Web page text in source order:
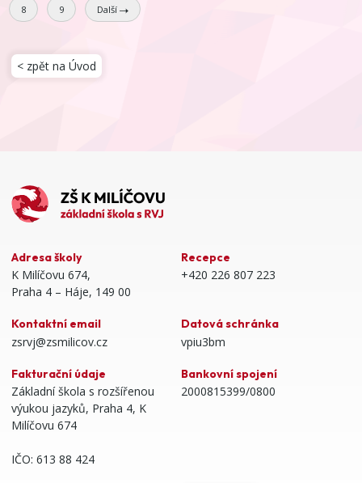
8 9 Další
< zpět na Úvod
Adresa školy
K Milíčovu 674,
Praha 4 – Háje, 149 00
Recepce
+420 226 807 223
Kontaktní email
zsrvj@zsmilicov.cz
Datová schránka
vpiu3bm
Fakturační údaje
Základní škola s rozšířenou
výukou jazyků, Praha 4, K
Milíčovu 674
IČO: 613 88 424
Bankovní spojení
2000815399/0800